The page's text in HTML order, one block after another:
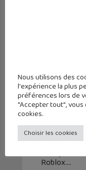
Fortnite
Fortnite
l'arrivée d'un
Et se place
Roblox.
Nous utilisons des
l'expérience la plus
préférences lors de
"Accepter tout",
cookies.
Choisir les cookies